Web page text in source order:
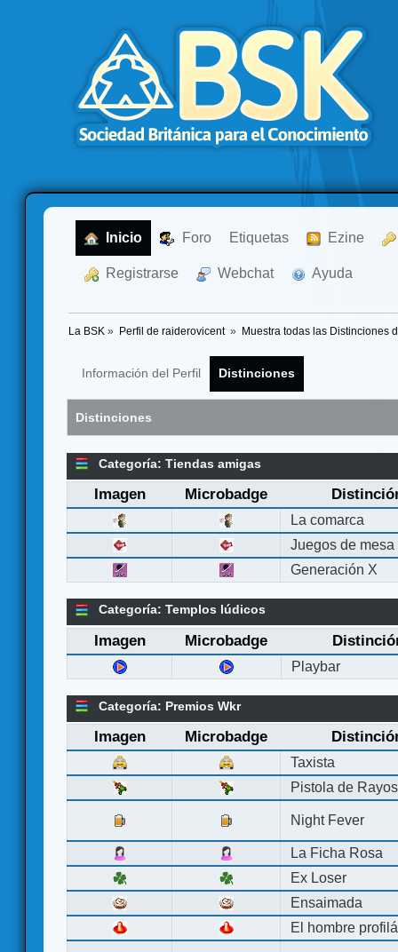
Inicio Foro Etiquetas Ezine
Registrarse Webchat Ayuda
La BSK » Perfil de raiderovicent » Muestra todas las Distinciones
Información del Perfil Distinciones
Distinciones
Categoría: Tiendas amigas
Imagen Microbadge
La comarca
Juegos de mesa
Generación X
Categoría: Templos lúdicos
Imagen Microbadge
Playbar
Categoría: Premios Wkr
Imagen Microbadge
Taxista
Pistola de Rayos
Night Fever
La Ficha Rosa
Ex Loser
Ensaimada
El hombre